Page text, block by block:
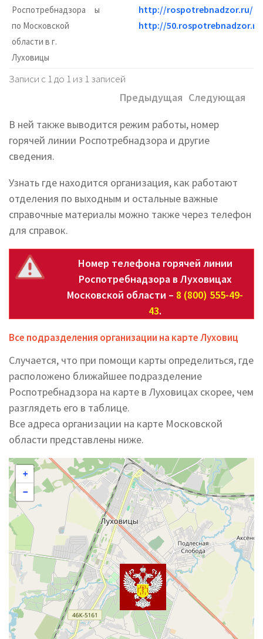
Роспотребнадзора
по Московской
области в г.
Луховицы
ы
http://rospotrebnadzor.ru/
http://
Записи с 1 до 1 из 1 записей
Предыдущая Следующая
В ней также выводится режим работы, номер
горячей линии Роспотребнадзора и другие
сведения.
Узнать где находится организация, как работают
отделения по выходным и остальные важные
справочные материалы можно также через телефон
для справок.
Номер телефона горячей линии
Роспотребнадзора в Луховицах
Московской области – 8 (800) 555-49-
43.
Все подразделения организации на карте Луховиц
Случается, что при помощи карты определиться, где
расположено ближайшее подразделение
Роспотребнадзора на карте в Луховицах скорее, чем
разглядеть его в таблице.
Все адреса организации на карте Московской
области представлены ниже.
+
−